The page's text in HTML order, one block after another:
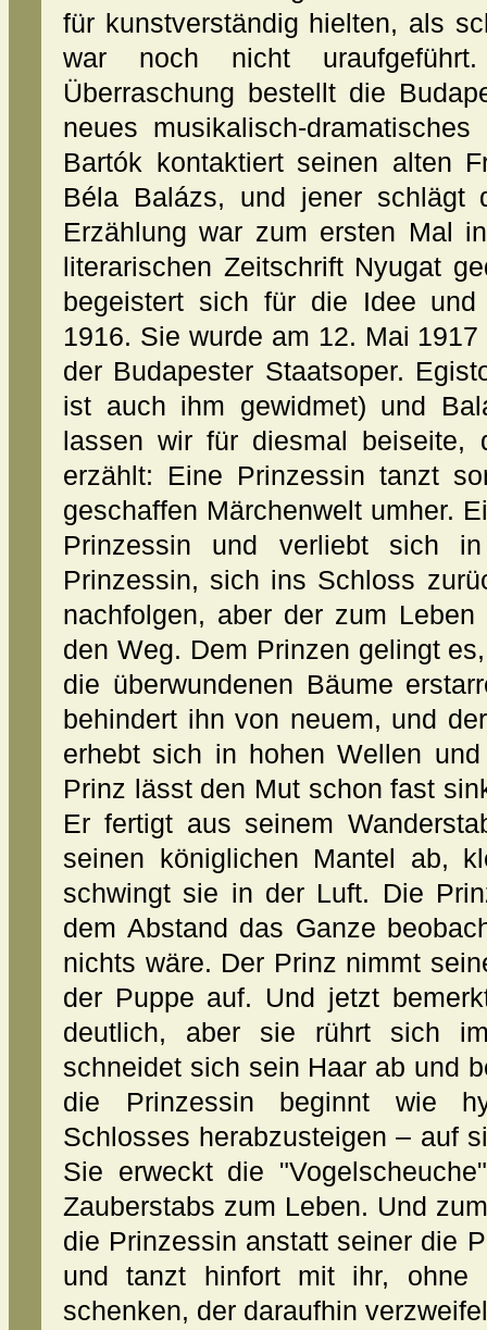
für kunstverständig hielten, als
war noch nicht
Überraschung bestellt die
neues musikalisch-
Bartók kontaktiert seinen alten
Béla Balázs, und jener schlägt
Erzählung war zum ersten Mal
literarischen Zeitschrift Nyugat
begeistert sich für die Idee
1916. Sie wurde am 12. Mai
der Budapester Staatsoper.
ist auch ihm gewidmet) und
lassen wir für diesmal
erzählt: Eine Prinzessin tanzt
geschaffen Märchenwelt umher.
Prinzessin und verliebt sich
Prinzessin, sich ins Schloss
nachfolgen, aber der zum
den Weg. Dem Prinzen gelingt
die überwundenen Bäume
behindert ihn von neuem, und
erhebt sich in hohen Wellen
Prinz lässt den Mut schon fast
Er fertigt aus seinem
seinen königlichen Mantel ab,
schwingt sie in der Luft. Die
dem Abstand das Ganze
nichts wäre. Der Prinz nimmt
der Puppe auf. Und jetzt
deutlich, aber sie rührt sich
schneidet sich sein Haar ab und
die Prinzessin beginnt wie
Schlosses herabzusteigen – auf
Sie erweckt die
Zauberstabs zum Leben. Und
die Prinzessin anstatt seiner die
und tanzt hinfort mit ihr, ohne
schenken, der daraufhin